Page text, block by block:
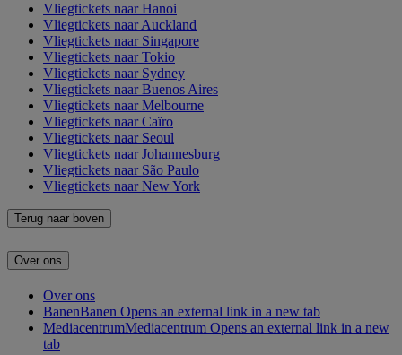
Vliegtickets naar Hanoi
Vliegtickets naar Auckland
Vliegtickets naar Singapore
Vliegtickets naar Tokio
Vliegtickets naar Sydney
Vliegtickets naar Buenos Aires
Vliegtickets naar Melbourne
Vliegtickets naar Caïro
Vliegtickets naar Seoul
Vliegtickets naar Johannesburg
Vliegtickets naar São Paulo
Vliegtickets naar New York
Terug naar boven
Over ons
Over ons
BanenBanen Opens an external link in a new tab
MediacentrumMediacentrum Opens an external link in a new
tab